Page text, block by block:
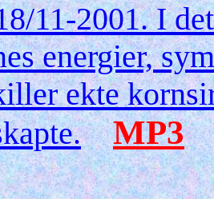
11-2001. I
energier,
ekte
MP3